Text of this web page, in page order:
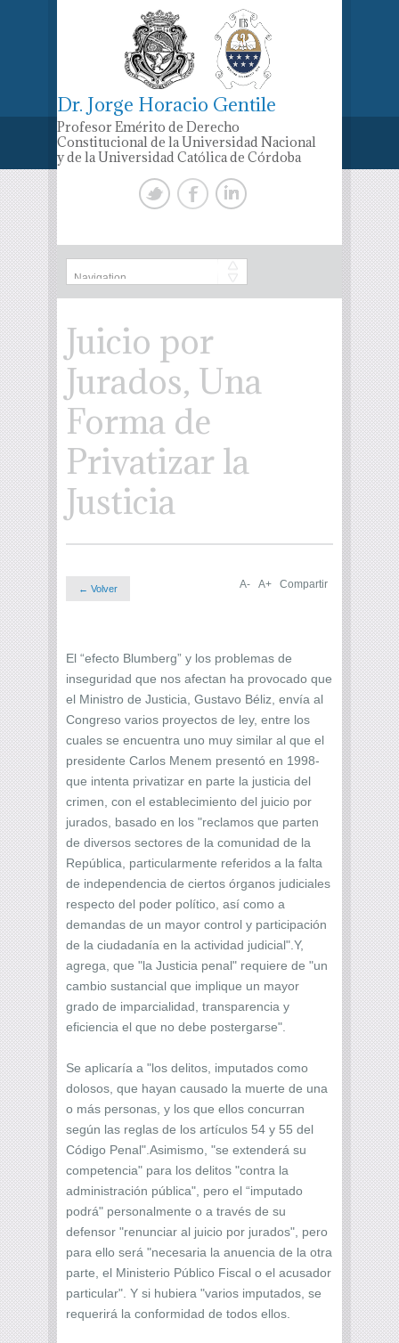
Dr. Jorge Horacio Gentile
Profesor Emérito de Derecho
Constitucional de la Universidad Nacional
y de la Universidad Católica de Córdoba
Juicio por
Jurados, Una
Forma de
Privatizar la
Justicia
← Volver A- A+ Compartir
El “efecto Blumberg” y los problemas de
inseguridad que nos afectan ha provocado que
el Ministro de Justicia, Gustavo Béliz, envía al
Congreso varios proyectos de ley, entre los
cuales se encuentra uno muy similar al que el
presidente Carlos Menem presentó en 1998-
que intenta privatizar en parte la justicia del
crimen, con el establecimiento del juicio por
jurados, basado en los "reclamos que parten
de diversos sectores de la comunidad de la
República, particularmente referidos a la falta
de independencia de ciertos órganos judiciales
respecto del poder político, así como a
demandas de un mayor control y participación
de la ciudadanía en la actividad judicial".Y,
agrega, que "la Justicia penal" requiere de "un
cambio sustancial que implique un mayor
grado de imparcialidad, transparencia y
eficiencia el que no debe postergarse".
Se aplicaría a "los delitos, imputados como
dolosos, que hayan causado la muerte de una
o más personas, y los que ellos concurran
según las reglas de los artículos 54 y 55 del
Código Penal".Asimismo, "se extenderá su
competencia" para los delitos "contra la
administración pública", pero el “imputado
podrá" personalmente o a través de su
defensor "renunciar al juicio por jurados", pero
para ello será "necesaria la anuencia de la otra
parte, el Ministerio Público Fiscal o el acusador
particular". Y si hubiera "varios imputados, se
requerirá la conformidad de todos ellos.